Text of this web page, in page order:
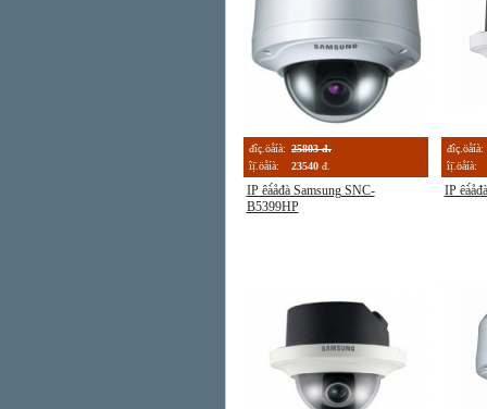
đîç.öåíà: 25803 đ.
îị̈.öåíà:
23540 đ.
IP êà́åđà Samsung SNC-
B5399HP
đîç.öåíà:
îị̈.öåíà:
IP